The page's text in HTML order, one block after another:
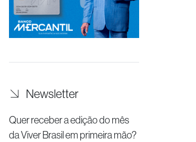
Newsletter
Quer receber a edição do mês
da Viver Brasilem primeira mão?